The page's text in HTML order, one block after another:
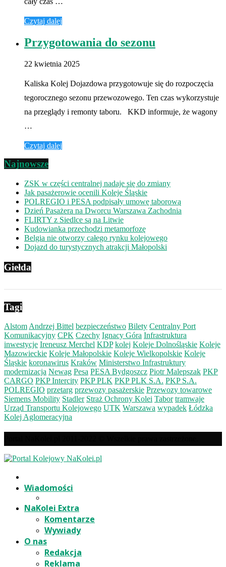
Czytaj dalej
Przygotowania do sezonu
22 kwietnia 2025
Kaliska Kolej Dojazdowa przygotowuje się do rozpoczęcia
tegorocznego sezonu przewozowego. Ten czas wykorzystuje
na przeglądy i remonty taboru. KKD informuje, że wagony
…
Czytaj dalej
Najnowsze
ZSK w części centralnej nadaje się do zmiany
Jak pasażerowie ocenili Koleje Śląskie
POLREGIO i PESA podpisały umowę taborową
Dzień Pasażera na Dworcu Warszawa Zachodnia
FLIRTY z Siedlce są na Litwie
Kudowianka przechodzi metamorfozę
Belgia nie otworzy całego rynku kolejowego
Dojazd do turystycznych atrakcji Małopolski
Giełda
Tagi
AlstomAndrzej Bittel bezpieczeństwo Bilety Centralny Port
Komunikacyjny CPK Czechy Ignacy Góra Infrastruktura
inwestycje Ireneusz Merchel KDP kolej Koleje Dolnośląskie Koleje
Mazowieckie Koleje Małopolskie Koleje Wielkopolskie Koleje
Śląskie koronawirus Kraków Ministerstwo Infrastruktury
modernizacja Newag Pesa PESA Bydgoszcz Piotr Malepszak PKP
CARGO PKP Intercity PKP PLK PKP PLK S.A. PKP S.A.
POLREGIO przetarg przewozy pasażerskie Przewozy towarowe
Siemens Mobility Stadler Straż Ochrony Kolei Tabor tramwaje
Urząd Transportu Kolejowego UTK Warszawa wypadek Łódzka
Kolej Aglomeracyjna
Wiadomości
NaKolei Extra
Komentarze
Wywiady
O nas
Redakcja
Reklama